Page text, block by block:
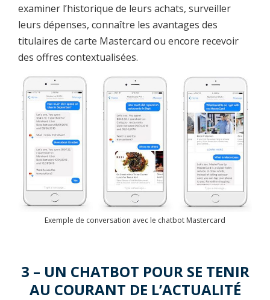
examiner l’historique de leurs achats, surveiller
leurs dépenses, connaître les avantages des
titulaires de carte Mastercard ou encore recevoir
des offres contextualisées.
Exemple de conversation avec le chatbot Mastercard
3 – UN CHATBOT POUR SE TENIR
AU COURANT DE L’ACTUALITÉ